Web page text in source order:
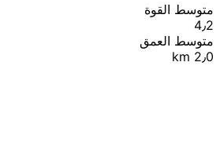
متوسط القوة
4٫2
متوسط العمق
2٫0 km
Leaflet
© OpenStreetMap contributors